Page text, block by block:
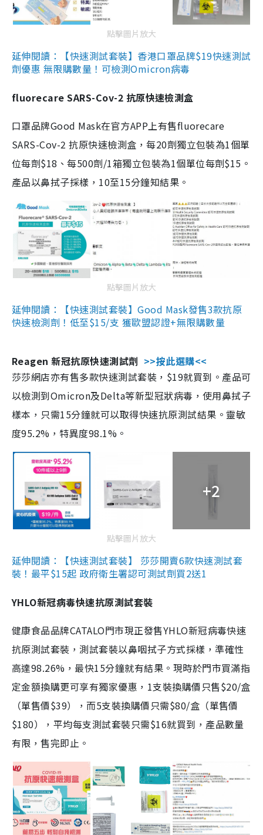
點擊圖片放大
延伸閱讀：【快速測試套裝】香港口罩品牌$19快速測試
劑優惠 無限購數量！可檢測Omicron病毒
fluorecare SARS-Cov-2 抗原快速檢測盒
口罩品牌Good Mask在官方APP上有售fluorecare
SARS-Cov-2 抗原快速檢測盒，每20劑獨立包裝為1個單
位每劑$18、每500劑/1箱獨立包裝為1個單位每劑$15。
產品以鼻拭子採樣，10至15分鐘知結果。
點擊圖片放大
延伸閱讀：【快速測試套裝】Good Mask發售3款抗原
快速檢測劑！低至$15/支 獲歐盟認證+無限購數量
Reagen 新冠抗原快速測試劑 >>按此選購<<
莎莎網店亦有售多款快速測試套裝，$19就買到。產品可
以檢測到Omicron及Delta等新型冠狀病毒，使用鼻拭子
樣本，只需15分鐘就可以取得快速抗原測試結果。靈敏
度95.2%，特異度98.1%。
+2
點擊圖片放大
延伸閱讀：【快速測試套裝】 莎莎開賣6款快速測試套
裝！最平$15起 政府衛生署認可測試劑買2送1
YHLO新冠病毒快速抗原測試套裝
健康食品品牌CATALO門市現正發售YHLO新冠病毒快速
抗原測試套裝，測試套裝以鼻咽拭子方式採樣，準確性
高達98.26%，最快15分鐘就有結果。現時於門市買滿指
定金額換購更可享有獨家優惠，1支裝換購價只售$20/盒
（單售價$39），而5支裝換購價只需$80/盒（單售價
$180），平均每支測試套裝只需$16就買到，產品數量
有限，售完即止。